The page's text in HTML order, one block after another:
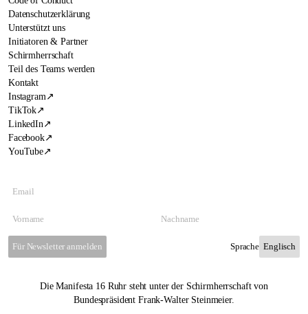
Datenschutzerklärung
Unterstützt uns
Initiatoren & Partner
Schirmherrschaft
Teil des Teams werden
Kontakt
Instagram↗
TikTok↗
LinkedIn↗
Facebook↗
YouTube↗
Für Newsletter anmelden Sprache
Die Manifesta 16 Ruhr steht unter der Schirmherrschaft von
Bundespräsident Frank-Walter Steinmeier.